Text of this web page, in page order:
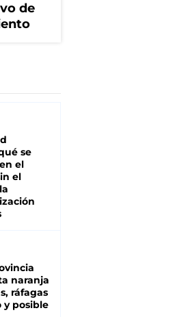
de
se
el
el
naranja
ráfagas
y posible